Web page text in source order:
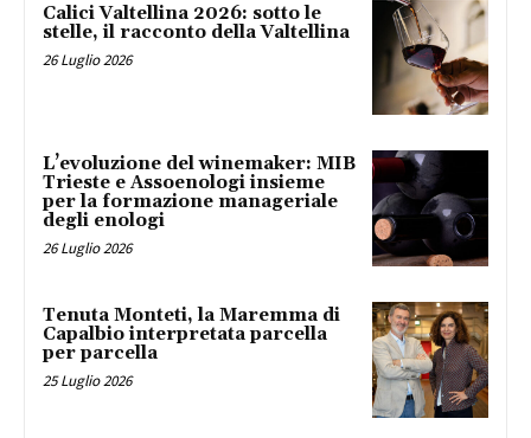
Calici Valtellina 2026: sotto le
stelle, il racconto della Valtellina
26 Luglio 2026
L’evoluzione del winemaker: MIB
Trieste e Assoenologi insieme
per la formazione manageriale
degli enologi
26 Luglio 2026
Tenuta Monteti, la Maremma di
Capalbio interpretata parcella
per parcella
25 Luglio 2026